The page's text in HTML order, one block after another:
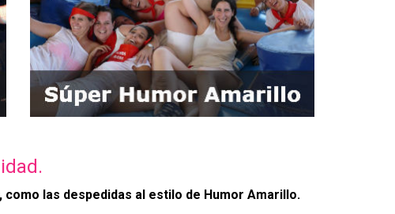
las despedidas al estilo de Humor Amarillo.